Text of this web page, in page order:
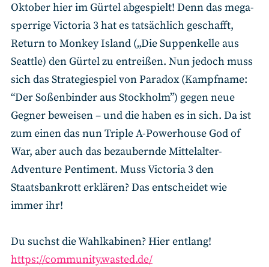
Oktober hier im Gürtel abgespielt! Denn das mega-
sperrige Victoria 3 hat es tatsächlich geschafft,
Return to Monkey Island („Die Suppenkelle aus
Seattle) den Gürtel zu entreißen. Nun jedoch muss
sich das Strategiespiel von Paradox (Kampfname:
“Der Soßenbinder aus Stockholm”) gegen neue
Gegner beweisen – und die haben es in sich. Da ist
zum einen das nun Triple A-Powerhouse God of
War, aber auch das bezaubernde Mittelalter-
Adventure Pentiment. Muss Victoria 3 den
Staatsbankrott erklären? Das entscheidet wie
immer ihr!
Du suchst die Wahlkabinen? Hier entlang!
https://community.wasted.de/